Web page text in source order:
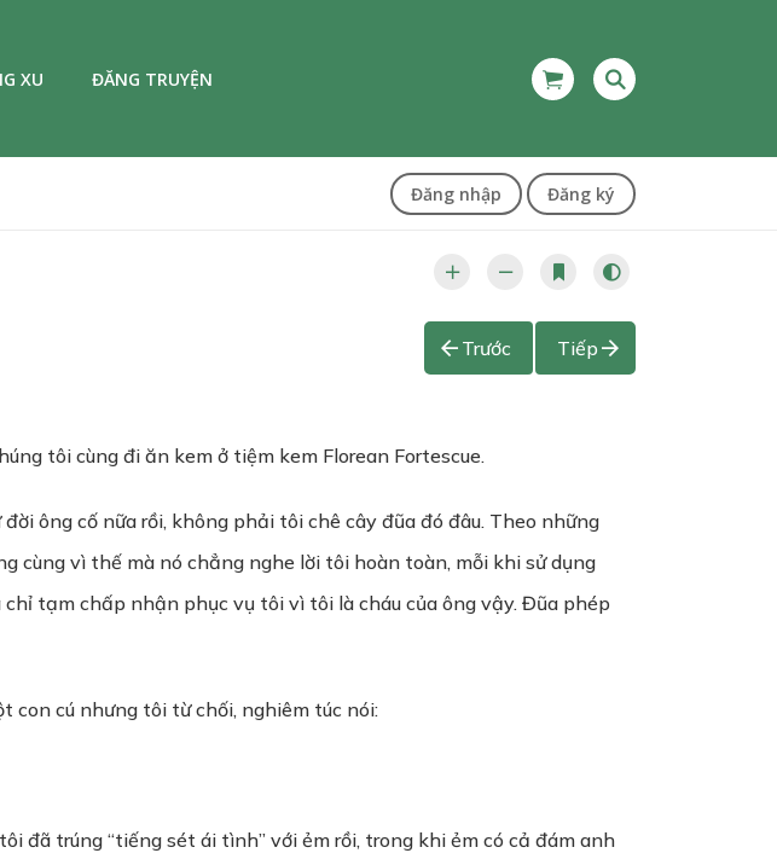
XU ĐĂNG TRUYỆN
Đăng nhập Đăng ký
Trước Tiếp
tôi cùng đi ăn kem ở tiệm kem Florean Fortescue.
ông cố nữa rồi, không phải tôi chê cây đũa đó đâu. Theo những
cùng vì thế mà nó chẳng nghe lời tôi hoàn toàn, mỗi khi sử dụng
tạm chấp nhận phục vụ tôi vì tôi là cháu của ông vậy. Đũa phép
con cú nhưng tôi từ chối, nghiêm túc nói:
đã trúng “tiếng sét ái tình” với ẻm rồi, trong khi ẻm có cả đám anh